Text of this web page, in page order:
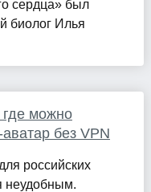
сердца» был
биолог Илья
где можно
без VPN
российских
неудобным.